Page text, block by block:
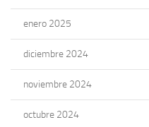
enero 2025
diciembre 2024
noviembre 2024
octubre 2024